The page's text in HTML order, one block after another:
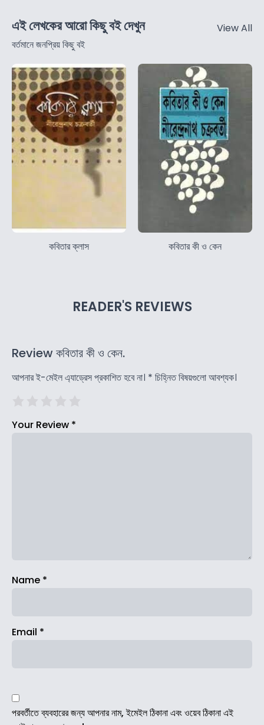
এই লেখকের আরো কিছু বই দেখুন
বর্তমানে জনপ্রিয় কিছু বই
View All
কবিতার ক্লাস কবিতার কী ও কেন
READER'S REVIEWS
Review কবিতার কী ও কেন.
আপনার ই-মেইল এ্যাড্রেস প্রকাশিত হবে না। * চিহ্নিত বিষয়গুলো আবশ্যক।
Your Review *
Name *
Email *
পরবর্তীতে ব্যবহারের জন্য আপনার নাম, ইমেইল ঠিকানা এবং ওয়েব ঠিকানা এই